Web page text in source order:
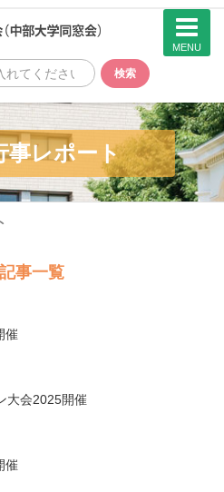
検索
MENU
事レポート
事一覧
催
大会2025開催
催